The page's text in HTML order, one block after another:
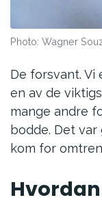
Photo: Wagner
De forsvant. Vi
en av de
mange andre
bodde. Det
kom for